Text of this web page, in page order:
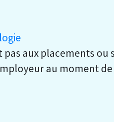
aux placements ou
au moment de